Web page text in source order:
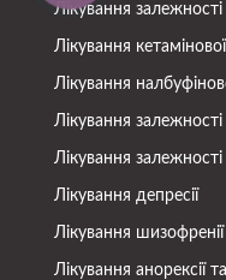
Лікування
Лікування
Лікування
Лікування залежності
Лікування
Лікування депресії
Лікування шизофренії
Лікування анорексії та